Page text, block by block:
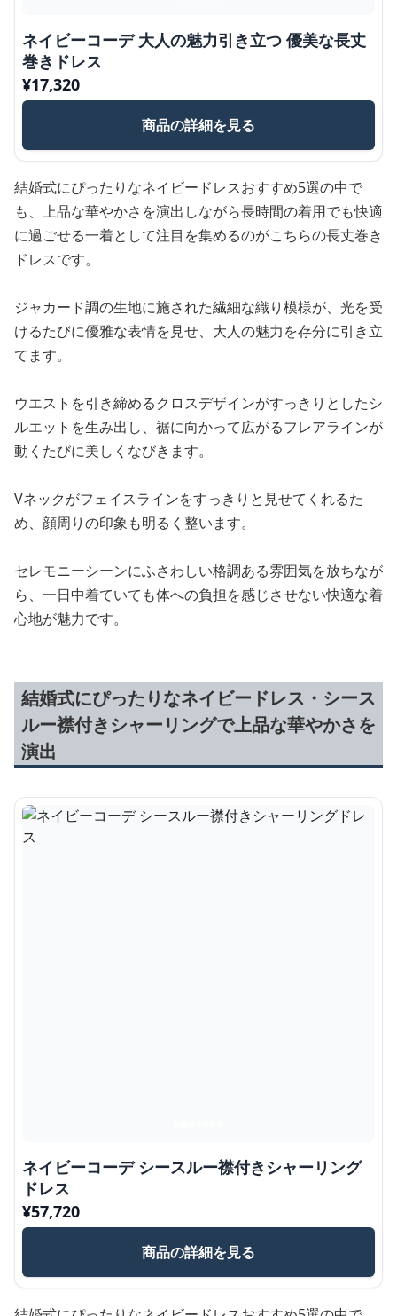
ネイビーコーデ 大人の魅力引き立つ 優美な長丈
巻きドレス
¥17,320
商品の詳細を見る
結婚式にぴったりなネイビードレスおすすめ5選の中で
も、上品な華やかさを演出しながら長時間の着用でも快適
に過ごせる一着として注目を集めるのがこちらの長丈巻き
ドレスです。
ジャカード調の生地に施された繊細な織り模様が、光を受
けるたびに優雅な表情を見せ、大人の魅力を存分に引き立
てます。
ウエストを引き締めるクロスデザインがすっきりとしたシ
ルエットを生み出し、裾に向かって広がるフレアラインが
動くたびに美しくなびきます。
Vネックがフェイスラインをすっきりと見せてくれるた
め、顔周りの印象も明るく整います。
セレモニーシーンにふさわしい格調ある雰囲気を放ちなが
ら、一日中着ていても体への負担を感じさせない快適な着
心地が魅力です。
結婚式にぴったりなネイビードレス・シース
ルー襟付きシャーリングで上品な華やかさを
演出
ネイビーコーデ シースルー襟付きシャーリング
ドレス
¥57,720
商品の詳細を見る